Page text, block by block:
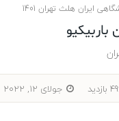
ایران هلث تهران 1401
هوتن منتظران
جولای 9, 2022